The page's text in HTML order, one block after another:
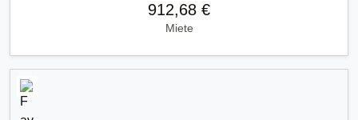
912,68 €
Miete